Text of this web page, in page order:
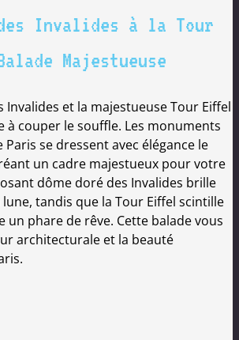
des Invalides à la Tour
Majestueuse
Invalides et la majestueuse Tour Eiffel
à couper le souffle. Les monuments
se dressent avec élégance le
un cadre majestueux pour votre
dôme doré des Invalides brille
tandis que la Tour Eiffel scintille
un phare de rêve. Cette balade vous
architecturale et la beauté